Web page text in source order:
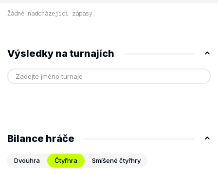
Žádné nadcházející zápasy.
Výsledky na turnajích
Bilance hráče
Dvouhra Čtyřhra Smíšené čtyřhry